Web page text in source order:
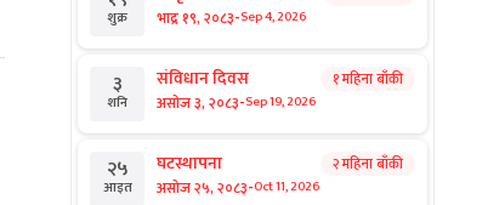
शुक्र भाद्र १९, २०८३-Sep 4, 2026
३
शनि
संविधान दिवस
असोज ३, २०८३-Sep 19, 2026
१ महिना बाँकी
२५
आइत
घटस्थापना
असोज २५, २०८३-Oct 11, 2026
२ महिना बाँकी